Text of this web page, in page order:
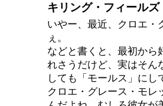
キリング・フィールズ
いやー、最近、クロエ・
ぇ。
などと書くと、最初から
れさうだけど、実はそん
しても「モールス」に
クロエ・グレース・モレ